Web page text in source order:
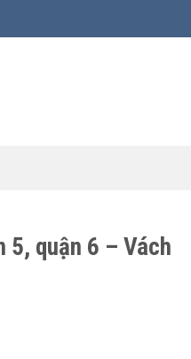
5, quận 6 – Vách